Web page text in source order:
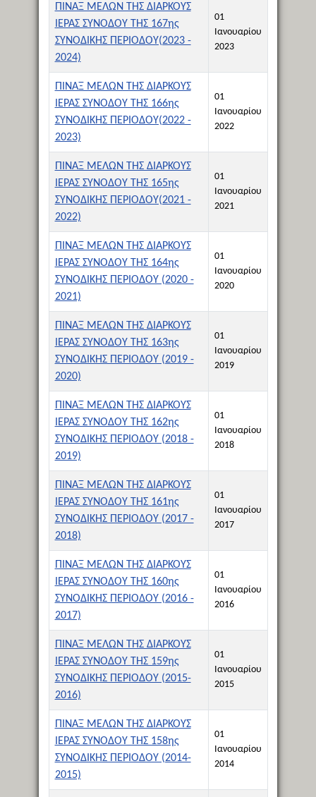
ΠΙΝΑΞ ΜΕΛΩΝ ΤΗΣ ΔΙΑΡΚΟΥΣ
ΙΕΡΑΣ ΣΥΝΟΔΟΥ ΤΗΣ 167ης
ΣΥΝΟΔΙΚΗΣ ΠΕΡΙΟΔΟΥ(2023 -
2024)
01
Ιανουαρίου
2023
ΠΙΝΑΞ ΜΕΛΩΝ ΤΗΣ ΔΙΑΡΚΟΥΣ
ΙΕΡΑΣ ΣΥΝΟΔΟΥ ΤΗΣ 166ης
ΣΥΝΟΔΙΚΗΣ ΠΕΡΙΟΔΟΥ(2022 -
2023)
01
Ιανουαρίου
2022
ΠΙΝΑΞ ΜΕΛΩΝ ΤΗΣ ΔΙΑΡΚΟΥΣ
ΙΕΡΑΣ ΣΥΝΟΔΟΥ ΤΗΣ 165ης
ΣΥΝΟΔΙΚΗΣ ΠΕΡΙΟΔΟΥ(2021 -
2022)
01
Ιανουαρίου
2021
ΠΙΝΑΞ ΜΕΛΩΝ ΤΗΣ ΔΙΑΡΚΟΥΣ
ΙΕΡΑΣ ΣΥΝΟΔΟΥ ΤΗΣ 164ης
ΣΥΝΟΔΙΚΗΣ ΠΕΡΙΟΔΟΥ (2020 -
2021)
01
Ιανουαρίου
2020
ΠΙΝΑΞ ΜΕΛΩΝ ΤΗΣ ΔΙΑΡΚΟΥΣ
ΙΕΡΑΣ ΣΥΝΟΔΟΥ ΤΗΣ 163ης
ΣΥΝΟΔΙΚΗΣ ΠΕΡΙΟΔΟΥ (2019 -
2020)
01
Ιανουαρίου
2019
ΠΙΝΑΞ ΜΕΛΩΝ ΤΗΣ ΔΙΑΡΚΟΥΣ
ΙΕΡΑΣ ΣΥΝΟΔΟΥ ΤΗΣ 162ης
ΣΥΝΟΔΙΚΗΣ ΠΕΡΙΟΔΟΥ (2018 -
2019)
01
Ιανουαρίου
2018
ΠΙΝΑΞ ΜΕΛΩΝ ΤΗΣ ΔΙΑΡΚΟΥΣ
ΙΕΡΑΣ ΣΥΝΟΔΟΥ ΤΗΣ 161ης
ΣΥΝΟΔΙΚΗΣ ΠΕΡΙΟΔΟΥ (2017 -
2018)
01
Ιανουαρίου
2017
ΠΙΝΑΞ ΜΕΛΩΝ ΤΗΣ ΔΙΑΡΚΟΥΣ
ΙΕΡΑΣ ΣΥΝΟΔΟΥ ΤΗΣ 160ης
ΣΥΝΟΔΙΚΗΣ ΠΕΡΙΟΔΟΥ (2016 -
2017)
01
Ιανουαρίου
2016
ΠΙΝΑΞ ΜΕΛΩΝ ΤΗΣ ΔΙΑΡΚΟΥΣ
ΙΕΡΑΣ ΣΥΝΟΔΟΥ ΤΗΣ 159ης
ΣΥΝΟΔΙΚΗΣ ΠΕΡΙΟΔΟΥ (2015-
2016)
01
Ιανουαρίου
2015
ΠΙΝΑΞ ΜΕΛΩΝ ΤΗΣ ΔΙΑΡΚΟΥΣ
ΙΕΡΑΣ ΣΥΝΟΔΟΥ ΤΗΣ 158ης
ΣΥΝΟΔΙΚΗΣ ΠΕΡΙΟΔΟΥ (2014-
2015)
01
Ιανουαρίου
2014